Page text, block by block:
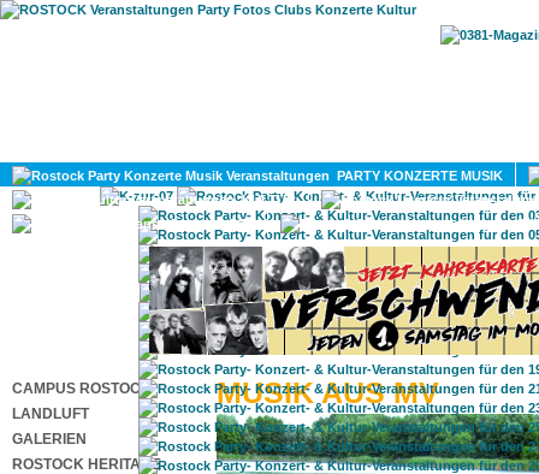
PARTY KONZERTE MUSIK
KULTUR
GAY
CAMPUS ROSTOCK
LANDLUFT
GALERIEN
ROSTOCK HERITAGE
MUSIK AUS MV